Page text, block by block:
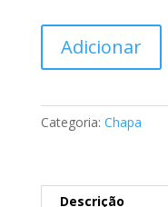
Suporte
Longarina
Adicionar
Categoria: Chapa
Descrição